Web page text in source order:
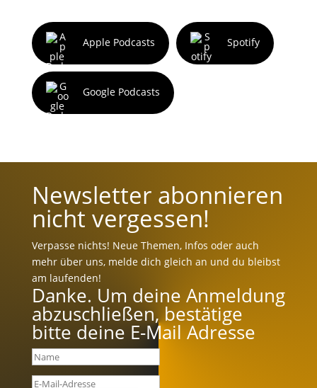
Apple Podcasts Spotify
Google Podcasts
Newsletter abonnieren
nicht vergessen!
Verpasse nichts! Neue Themen, Infos oder auch
mehr über uns, melde dich gleich an und du bleibst
am laufenden!
Danke. Um deine Anmeldung
abzuschließen, bestätige
bitte deine E-Mail Adresse